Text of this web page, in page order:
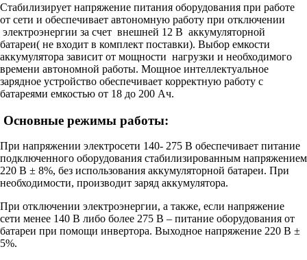
Стабилизирует напряжение питания оборудования при работе
от сети и обеспечивает автономную работу при отключении
электроэнергии за счет внешней 12 В аккумуляторной
батареи( не входит в комплект поставки). Выбор емкости
аккумулятора зависит от мощности нагрузки и необходимого
времени автономной работы. Мощное интеллектуальное
зарядное устройство обеспечивает корректную работу с
батареями емкостью от 18 до 200 Ач.
Основные режимы работы:
При напряжении электросети 140- 275 В обеспечивает питание
подключенного оборудования стабилизированным напряжением
220 В ± 8%, без использования аккумуляторной батареи. При
необходимости, производит заряд аккумулятора.
При отключении электроэнергии, а также, если напряжение
сети менее 140 В либо более 275 В – питание оборудования от
батареи при помощи инвертора. Выходное напряжение 220 В ±
5%.